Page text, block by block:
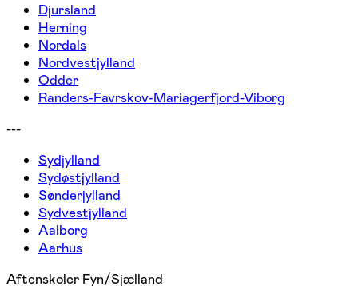
Djursland
Herning
Nordals
Nordvestjylland
Odder
Randers-Favrskov-Mariagerfjord-Viborg
---
Sydjylland
Sydøstjylland
Sønderjylland
Sydvestjylland
Aalborg
Aarhus
Aftenskoler Fyn/Sjælland